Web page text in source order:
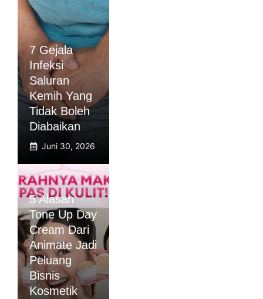
7 Gejala
Infeksi
Saluran
Kemih Yang
Tidak Boleh
Diabaikan
Juni 30, 2026
5 Alasan
Tone Up Day
Cream Dari
Animate Jadi
Peluang
Bisnis
Kosmetik